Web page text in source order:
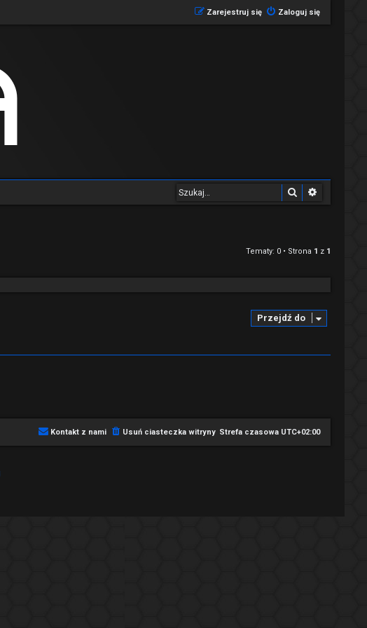
Zaloguj się
Zarejestruj się
Szukaj
Tematy: 0 • Strona 1 z 1
Przejdź do
Strefa czasowa UTC+02:00
Usuń ciasteczka witryny
Kontakt z nami